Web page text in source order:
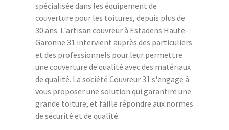
spécialisée dans les équipement de
couverture pour les toitures, depuis plus de
30 ans. L'artisan couvreur à Estadens Haute-
Garonne 31 intervient auprès des particuliers
et des professionnels pour leur permettre
une couverture de qualité avec des matériaux
de qualité. La société Couvreur 31 s'engage à
vous proposer une solution qui garantire une
grande toiture, et faille répondre aux normes
de sécurité et de qualité.